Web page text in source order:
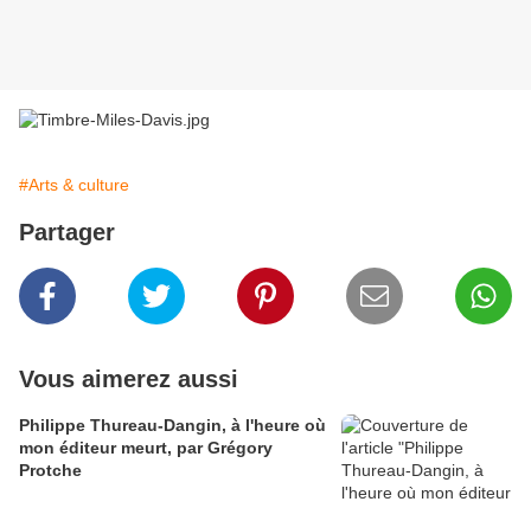
#Arts & culture
Partager
Vous aimerez aussi
Philippe Thureau-Dangin, à l'heure où
mon éditeur meurt, par Grégory
Protche